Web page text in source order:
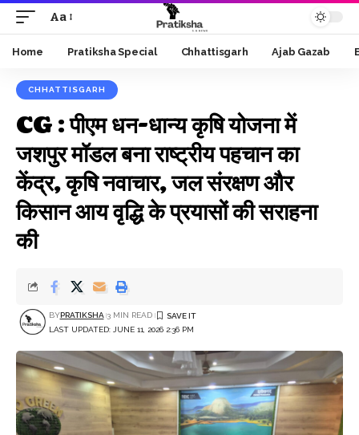
Font
Resizer
Aa
Home Pratiksha Special Chhattisgarh Ajab Gazab
CHHATTISGARH
CG : पीएम धन-धान्य कृषि योजना में
जशपुर मॉडल बना राष्ट्रीय पहचान का
केंद्र, कृषि नवाचार, जल संरक्षण और
किसान आय वृद्धि के प्रयासों की सराहना
की
LAST UPDATED: JUNE 11, 2026 2:36 PM
BYPRATIKSHA 3 MIN READ